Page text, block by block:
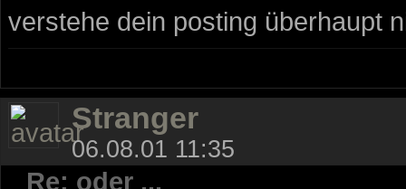
verstehe dein posting überhaupt
Stranger
06.08.01 11:35
Re: oder ...